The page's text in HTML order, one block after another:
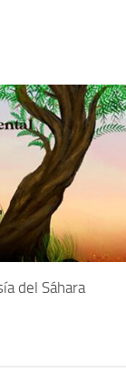
del Sáhara